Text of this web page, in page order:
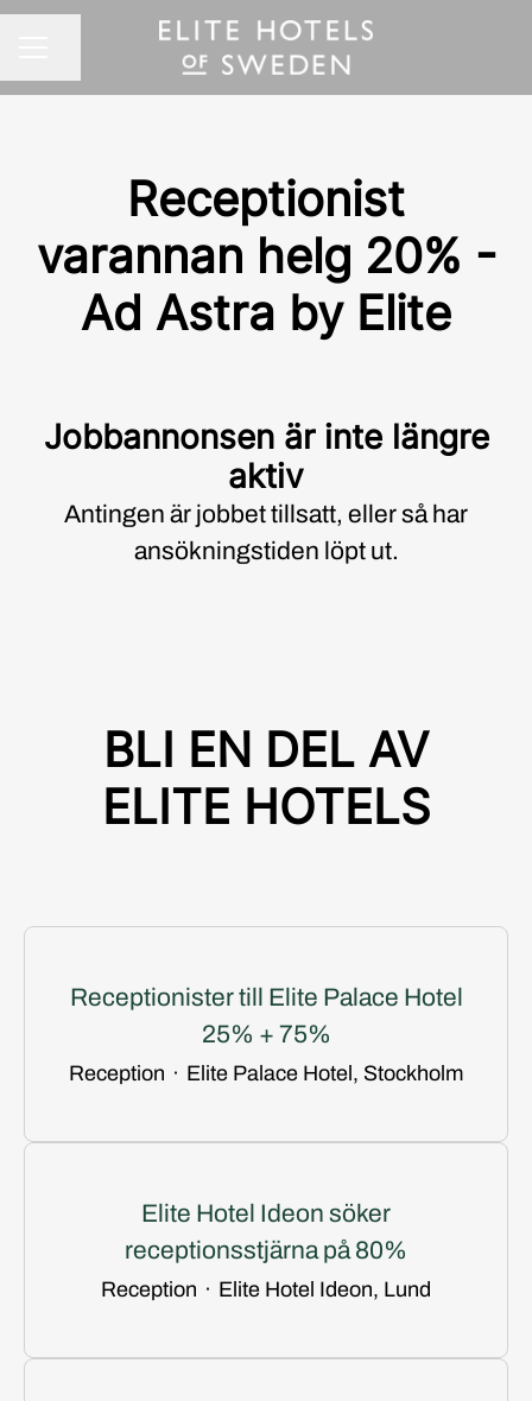
Receptionist
varannan helg 20% -
Ad Astra by Elite
Jobbannonsen är inte längre
aktiv
Antingen är jobbet tillsatt, eller så har
ansökningstiden löpt ut.
BLI EN DEL AV
ELITE HOTELS
Receptionister till Elite Palace Hotel
25% + 75%
Reception · Elite Palace Hotel, Stockholm
Elite Hotel Ideon söker
receptionsstjärna på 80%
Reception · Elite Hotel Ideon, Lund